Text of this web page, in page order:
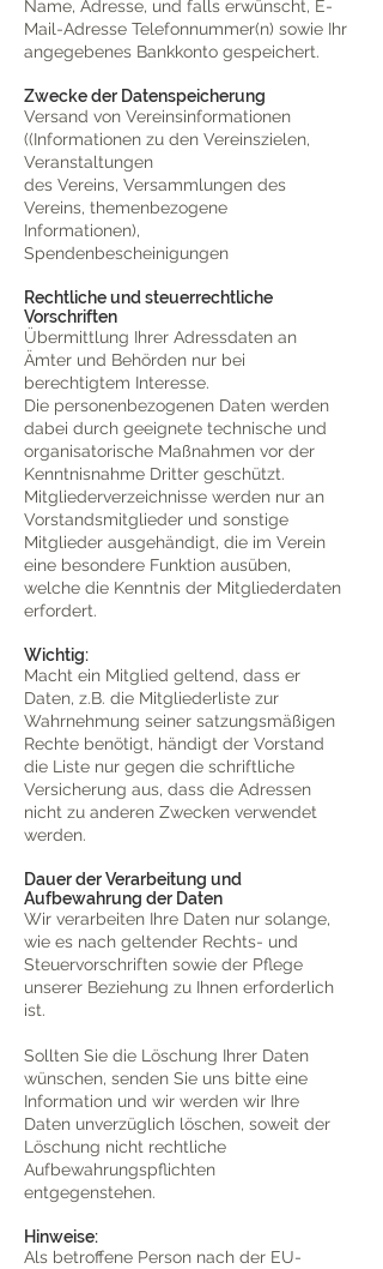
Name, Adresse, und falls erwünscht, E-
Mail-Adresse Telefonnummer(n) sowie Ihr
angegebenes Bankkonto gespeichert.
Zwecke der Datenspeicherung
Versand von Vereinsinformationen
((Informationen zu den Vereinszielen,
Veranstaltungen
des Vereins, Versammlungen des
Vereins, themenbezogene
Informationen),
Spendenbescheinigungen
Rechtliche und steuerrechtliche
Vorschriften
Übermittlung Ihrer Adressdaten an
Ämter und Behörden nur bei
berechtigtem Interesse.
Die personenbezogenen Daten werden
dabei durch geeignete technische und
organisatorische Maßnahmen vor der
Kenntnisnahme Dritter geschützt.
Mitgliederverzeichnisse werden nur an
Vorstandsmitglieder und sonstige
Mitglieder ausgehändigt, die im Verein
eine besondere Funktion ausüben,
welche die Kenntnis der Mitgliederdaten
erfordert.
Wichtig:
Macht ein Mitglied geltend, dass er
Daten, z.B. die Mitgliederliste zur
Wahrnehmung seiner satzungsmäßigen
Rechte benötigt, händigt der Vorstand
die Liste nur gegen die schriftliche
Versicherung aus, dass die Adressen
nicht zu anderen Zwecken verwendet
werden.
Dauer der Verarbeitung und
Aufbewahrung der Daten
Wir verarbeiten Ihre Daten nur solange,
wie es nach geltender Rechts- und
Steuervorschriften sowie der Pflege
unserer Beziehung zu Ihnen erforderlich
ist.
Sollten Sie die Löschung Ihrer Daten
wünschen, senden Sie uns bitte eine
Information und wir werden wir Ihre
Daten unverzüglich löschen, soweit der
Löschung nicht rechtliche
Aufbewahrungspflichten
entgegenstehen.
Hinweise:
Als betroffene Person nach der EU-